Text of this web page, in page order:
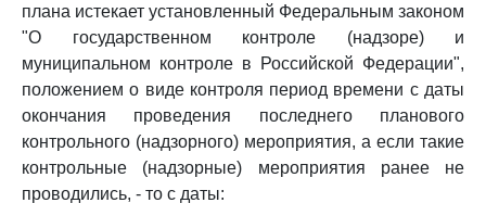
плана истекает установленный Федеральным законом
"О государственном контроле (надзоре) и
муниципальном контроле в Российской Федерации",
положением о виде контроля период времени с даты
окончания проведения последнего планового
контрольного (надзорного) мероприятия, а если такие
контрольные (надзорные) мероприятия ранее не
проводились, - то с даты: